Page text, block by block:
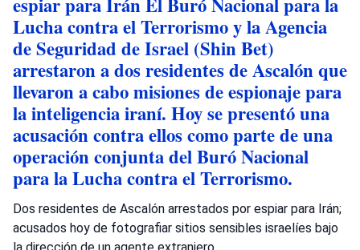
Lucha contra el Terrorismo y la Agencia
de Seguridad de Israel (Shin Bet)
arrestaron a dos residentes de Ascalón que
llevaron a cabo misiones de espionaje para
la inteligencia iraní. Hoy se presentó una
acusación contra ellos como parte de una
operación conjunta del Buró Nacional
para la Lucha contra el Terrorismo.
Dos residentes de Ascalón arrestados por espiar para Irán;
acusados hoy de fotografiar sitios sensibles israelíes bajo
la dirección de un agente extranjero.